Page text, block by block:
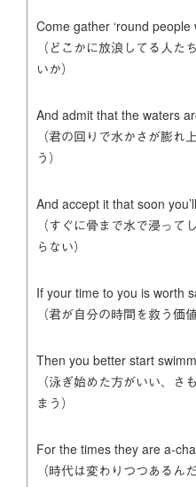
Come gather ‘round
（どこかに放浪してる人た
いか）
And admit that the waters
（君の回りで水かさが膨れ
う）
And accept it that soon
（すぐに骨まで水で浸って
らない）
If your time to you is worth
（君が自分の時間を救う価
Then you better start
（泳ぎ始めた方がいい、さ
まう）
For the times they are a-
（時代は変わりつつあるんだ